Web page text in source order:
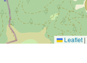
Leaflet |